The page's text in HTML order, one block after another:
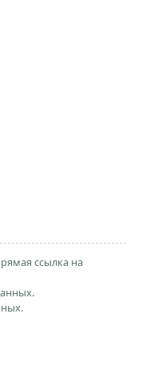
ссылка на